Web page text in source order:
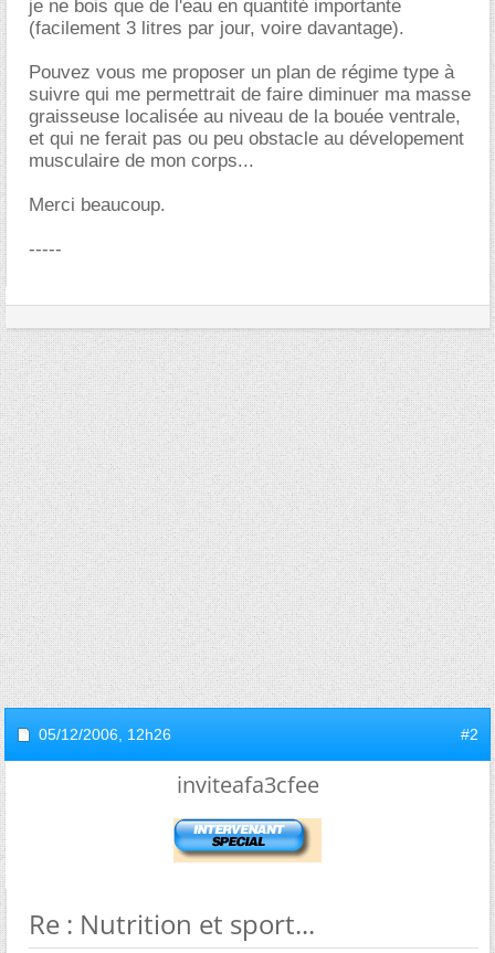
je ne bois que de l'eau en quantité importante
(facilement 3 litres par jour, voire davantage).
Pouvez vous me proposer un plan de régime type à
suivre qui me permettrait de faire diminuer ma masse
graisseuse localisée au niveau de la bouée ventrale,
et qui ne ferait pas ou peu obstacle au dévelopement
musculaire de mon corps...
Merci beaucoup.
-----
05/12/2006, 12h26 #2
inviteafa3cfee
Re : Nutrition et sport...